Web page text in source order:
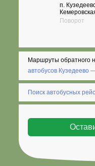
п.
Поворот
Маршруты обратного
автобусов Кузедеево
Поиск автобусных